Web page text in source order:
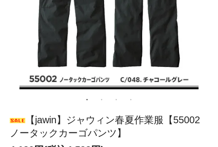
【jawin】ジャウィン春夏作業服【55002
ノータックカーゴパンツ】